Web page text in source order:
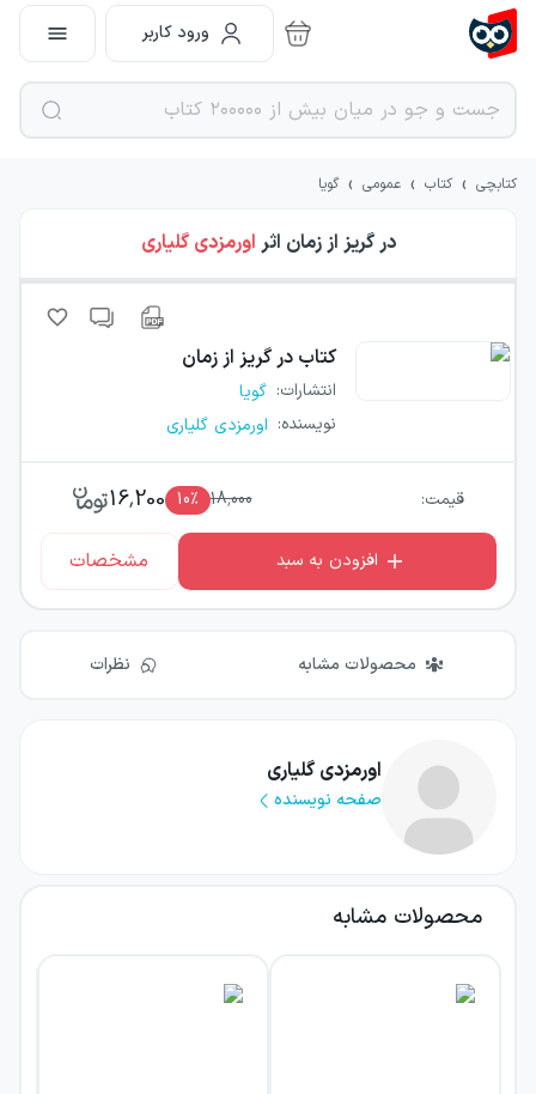
ورود کاربر
کتابچی › کتاب › عمومی › گویا
در گریز از زمان اثر اورمزدی گلیاری
کتاب در گریز از زمان
انتشارات: گویا
نویسنده: اورمزدی گلیاری
قیمت: 18,000
10٪ 16,200
افزودن به سبد مشخصات
محصولات مشابه نظرات
اورمزدی گلیاری
صفحه نویسنده
محصولات مشابه